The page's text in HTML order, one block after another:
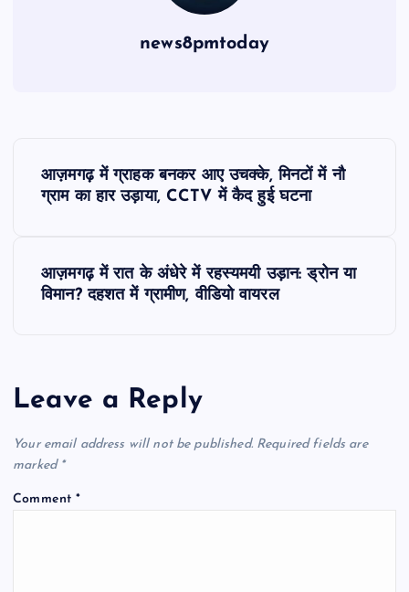
news8pmtoday
a
v
i
आज़मगढ़ में ग्राहक बनकर आए उचक्के, मिनटों में नौ
ग्राम का हार उड़ाया, CCTV में कैद हुई घटना
आज़मगढ़ में रात के अंधेरे में रहस्यमयी उड़ान: ड्रोन या
विमान? दहशत में ग्रामीण, वीडियो वायरल
Leave a Reply
Your email address will not be published. Required fields are
marked *
Comment*